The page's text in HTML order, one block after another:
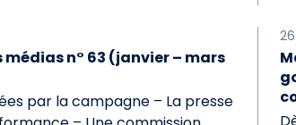
médias n° 63 (janvier – mars
par la campagne – La presse